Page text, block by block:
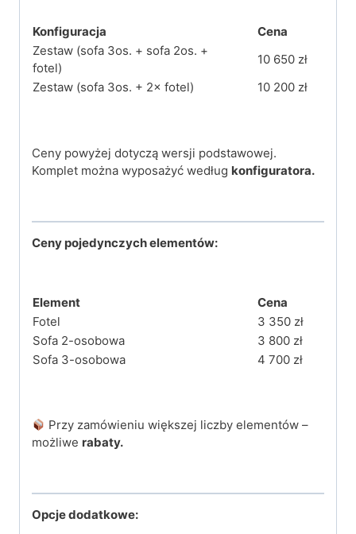
Konfiguracja
Cena
Zestaw (sofa 3os. + sofa 2os. +
fotel)
10 650 zł
Zestaw (sofa 3os. + 2× fotel)
10 200 zł
Ceny powyżej dotyczą wersji podstawowej.
Komplet można wyposażyć według konfiguratora.
Ceny pojedynczych elementów:
Element
Cena
Fotel
3 350 zł
Sofa 2-osobowa
3 800 zł
Sofa 3-osobowa
4 700 zł
Przy zamówieniu większej liczby elementów –
możliwe rabaty.
Opcje dodatkowe: